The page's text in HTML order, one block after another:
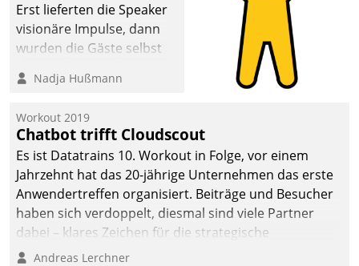
Erst lieferten die Speaker
visionäre Impulse, dann
wurden die Gäste selbst
methodisch
Quartier. Dazwischen
zeigte Datatrain, was es
Neues zu bieten hat.
Nadja Hußmann
Workout 2019
Chatbot trifft Cloudscout
Es ist Datatrains 10. Workout in Folge, vor einem
Jahrzehnt hat das 20-jährige Unternehmen das erste
Anwendertreffen organisiert. Beiträge und Besucher
haben sich verdoppelt, diesmal sind viele Partner
dabei – klares Zeichen für die strategische
Fokussierung auf den Kunden.
Andreas Lerchner